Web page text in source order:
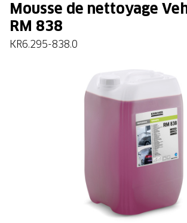
Mousse de nettoyage
RM 838
KR6.295-838.0